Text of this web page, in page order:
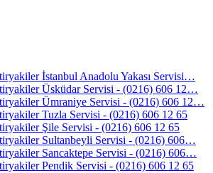
İstanbul Anadolu Yakası Servisi…
Üsküdar Servisi - (0216) 606 12…
Ümraniye Servisi - (0216) 606 12…
Tuzla Servisi - (0216) 606 12 65
Şile Servisi - (0216) 606 12 65
Sultanbeyli Servisi - (0216) 606…
Sancaktepe Servisi - (0216) 606…
Pendik Servisi - (0216) 606 12 65